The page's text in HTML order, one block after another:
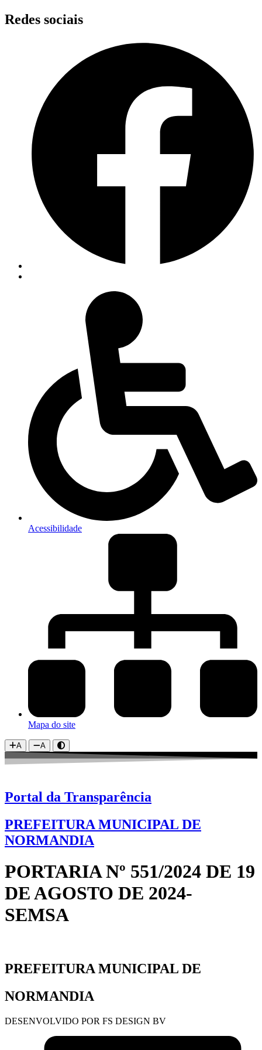
Skip
to
Redes sociais
Acessibilidade
Mapa do site
A A
Portal da Transparência
PREFEITURA MUNICIPAL DE
NORMANDIA
PORTARIA Nº 551/2024 DE 19
DE AGOSTO DE 2024-
SEMSA
PREFEITURA MUNICIPAL DE
NORMANDIA
DESENVOLVIDO POR FS DESIGN BV